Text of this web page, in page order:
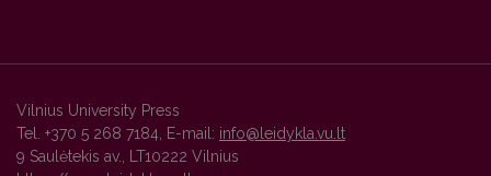
Vilnius University Press
Tel. +370 5 268 7184, E-mail: info@leidykla.vu.lt
9 Saulėtekis av., LT10222 Vilnius